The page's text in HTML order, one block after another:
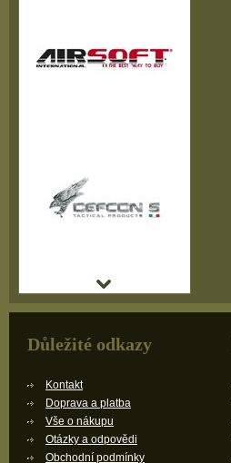
Důležité odkazy
Kontakt
Doprava a platba
Vše o nákupu
Otázky a odpovědi
Obchodní podmínky